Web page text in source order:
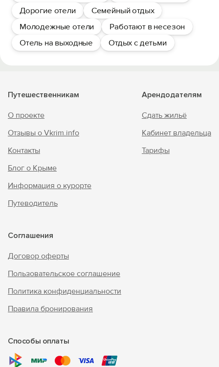
Дорогие отели
Семейный отдых
Молодежные отели
Работают в несезон
Отель на выходные
Отдых с детьми
Путешественникам
О проекте
Отзывы о Vkrim.info
Контакты
Блог о Крыме
Информация о курорте
Путеводитель
Арендодателям
Сдать жильё
Кабинет владельца
Тарифы
Соглашения
Договор оферты
Пользовательское соглашение
Политика конфиденциальности
Правила бронирования
Способы оплаты